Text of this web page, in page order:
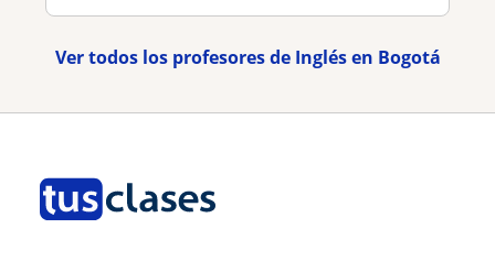
Ver todos los profesores de Inglés en Bogotá